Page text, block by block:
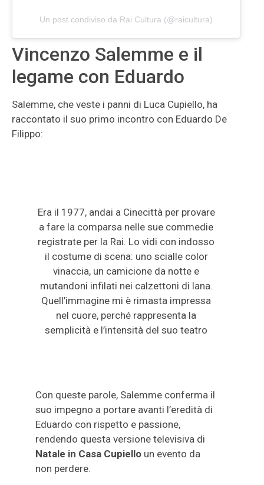
Un post condiviso da Rai Cultura (@raicultura)
Vincenzo Salemme e il
legame con Eduardo
Salemme, che veste i panni di Luca Cupiello, ha
raccontato il suo primo incontro con Eduardo De
Filippo:
Era il 1977, andai a Cinecittà per provare
a fare la comparsa nelle sue commedie
registrate per la Rai. Lo vidi con indosso
il costume di scena: uno scialle color
vinaccia, un camicione da notte e
mutandoni infilati nei calzettoni di lana.
Quell’immagine mi è rimasta impressa
nel cuore, perché rappresenta la
semplicità e l’intensità del suo teatro
Con queste parole, Salemme conferma il
suo impegno a portare avanti l’eredità di
Eduardo con rispetto e passione,
rendendo questa versione televisiva di
Natale in Casa Cupiello un evento da
non perdere.